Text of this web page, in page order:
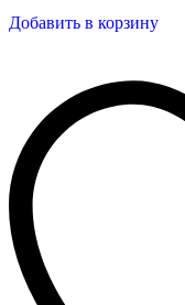
Добавить в корзину